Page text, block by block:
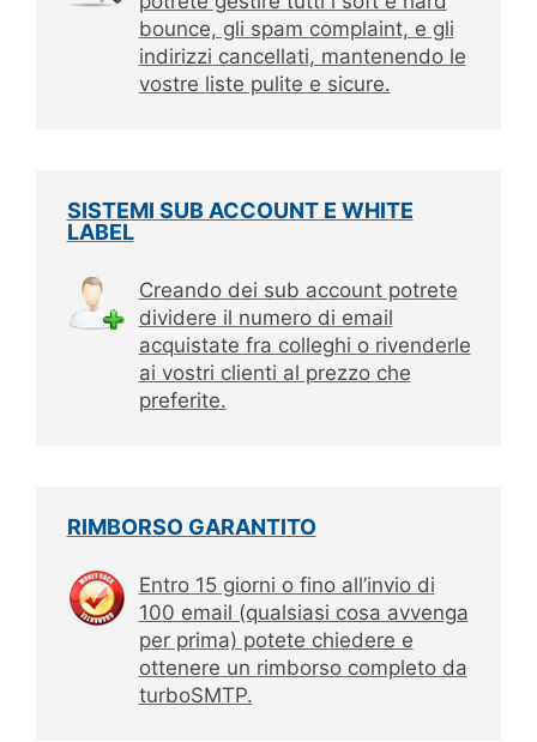
bounce, gli spam complaint, e gli
indirizzi cancellati, mantenendo le
vostre liste pulite e sicure.
SISTEMI SUB ACCOUNT E WHITE
LABEL
Creando dei sub account potrete
dividere il numero di email
acquistate fra colleghi o rivenderle
ai vostri clienti al prezzo che
preferite.
RIMBORSO GARANTITO
Entro 15 giorni o fino all’invio di
100 email (qualsiasi cosa avvenga
per prima) potete chiedere e
ottenere un rimborso completo da
turboSMTP.